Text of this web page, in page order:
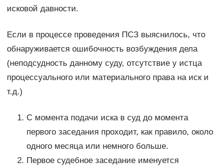
исковой давности.
Если в процессе проведения ПСЗ выяснилось, что
обнаруживается ошибочность возбуждения дела
(неподсудность данному суду, отсутствие у истца
процессуального или материального права на иск и
т.д.)
С момента подачи иска в суд до момента
первого заседания проходит, как правило, около
одного месяца или немного больше.
Первое судебное заседание именуется